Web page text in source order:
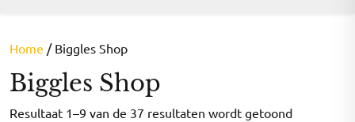
Home / Biggles Shop
Biggles Shop
Resultaat 1–9 van de 37 resultaten wordt getoondGesorteerd